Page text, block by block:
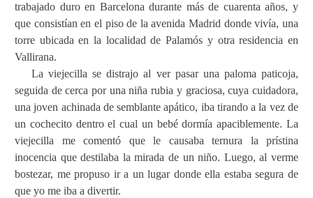
trabajado duro en Barcelona durante más de cuarenta años, y
que consistían en el piso de la avenida Madrid donde vivía, una
torre ubicada en la localidad de Palamós y otra residencia en
Vallirana.
La viejecilla se distrajo al ver pasar una paloma paticoja,
seguida de cerca por una niña rubia y graciosa, cuya cuidadora,
una joven achinada de semblante apático, iba tirando a la vez de
un cochecito dentro el cual un bebé dormía apaciblemente. La
viejecilla me comentó que le causaba ternura la prístina
inocencia que destilaba la mirada de un niño. Luego, al verme
bostezar, me propuso ir a un lugar donde ella estaba segura de
que yo me iba a divertir.